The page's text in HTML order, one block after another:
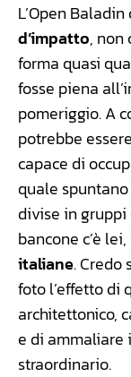
L’Open
d’impatto, non
forma quasi
fosse piena
pomeriggio. A
potrebbe
capace di
quale
divise in
bancone c’è lei,
italiane. Credo
foto l’effetto di
architettonico,
e di ammaliare
straordinario.